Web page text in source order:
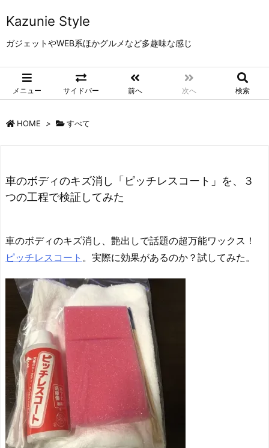
Kazunie Style
ガジェットやWEB系ほかグルメなど多趣味な感じ
メニュー サイドバー 前へ 次へ 検索
HOME > すべて
車のボディのキズ消し「ピッチレスコート」を、３
つの工程で検証してみた
車のボディのキズ消し、艶出しで話題の超万能ワックス！
ピッチレスコート 。実際に効果があるのか？試してみた。